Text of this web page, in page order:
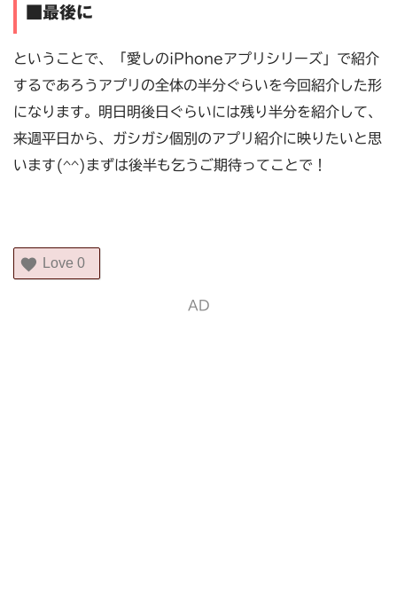
■最後に
ということで、「愛しのiPhoneアプリシリーズ」で紹介
するであろうアプリの全体の半分ぐらいを今回紹介した形
になります。明日明後日ぐらいには残り半分を紹介して、
来週平日から、ガシガシ個別のアプリ紹介に映りたいと思
います(^^)まずは後半も乞うご期待ってことで！
Love 0
AD